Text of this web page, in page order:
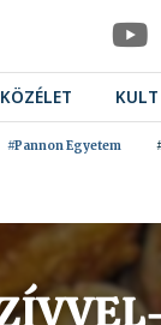
KÖZÉLET KULT
#Pannon Egyetem